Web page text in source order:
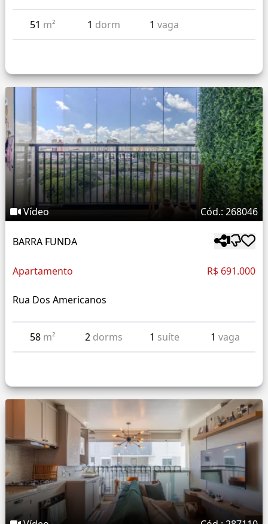
51 m² 1 dorm 1vaga
Vídeo Cód.: 268046
BARRA FUNDA
Apartamento R$ 691.000
Rua Dos Americanos
58 m² 2 dorms 1 suíte 1 vaga